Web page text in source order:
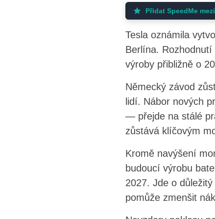
Přidat SpeedMe
Tesla oznámila
Berlína.
výroby přibližně o
Německý závod
lidí. Nábor nových
— přejde na stálé
zůstává klíčovým
Kromě navýšení
budoucí výrobu
2027. Jde o
pomůže zmenšit